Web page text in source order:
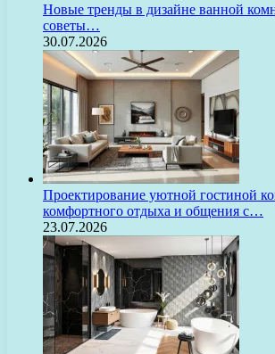
Новые тренды в дизайне ванной
советы…
30.07.2026
Проектирование уютной гостиной
комфортного отдыха и общения с…
23.07.2026